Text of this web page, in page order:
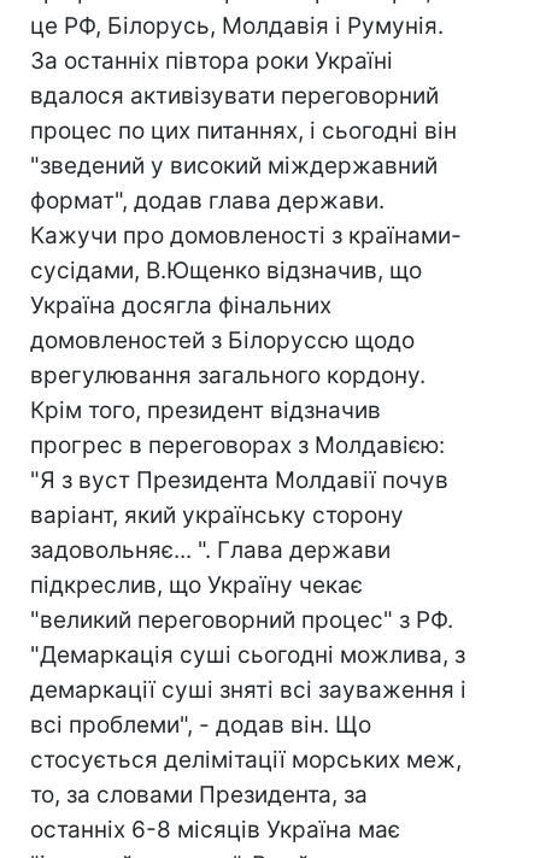
це РФ, Білорусь, Молдавія і Румунія.
За останніх півтора роки Україні
вдалося активізувати переговорний
процес по цих питаннях, і сьогодні він
"зведений у високий міждержавний
формат", додав глава держави.
Кажучи про домовленості з країнами-
сусідами, В.Ющенко відзначив, що
Україна досягла фінальних
домовленостей з Білоруссю щодо
врегулювання загального кордону.
Крім того, президент відзначив
прогрес в переговорах з Молдавією:
"Я з вуст Президента Молдавії почув
варіант, який українську сторону
задовольняє... ". Глава держави
підкреслив, що Україну чекає
"великий переговорний процес" з РФ.
"Демаркація суші сьогодні можлива, з
демаркації суші зняті всі зауваження і
всі проблеми", - додав він. Що
стосується делімітації морських меж,
то, за словами Президента, за
останніх 6-8 місяців Україна має